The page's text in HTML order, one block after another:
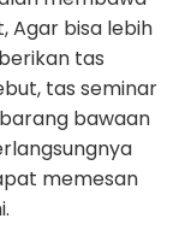
Agar bisa lebih
tas
tas seminar
bawaan
memesan